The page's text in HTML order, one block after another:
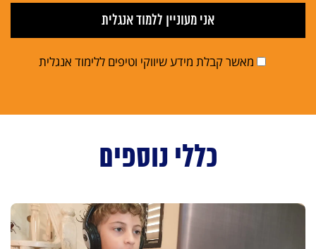
מאשר קבלת מידע שיווקי וטיפים ללימוד אנגלית
כללי נוספים